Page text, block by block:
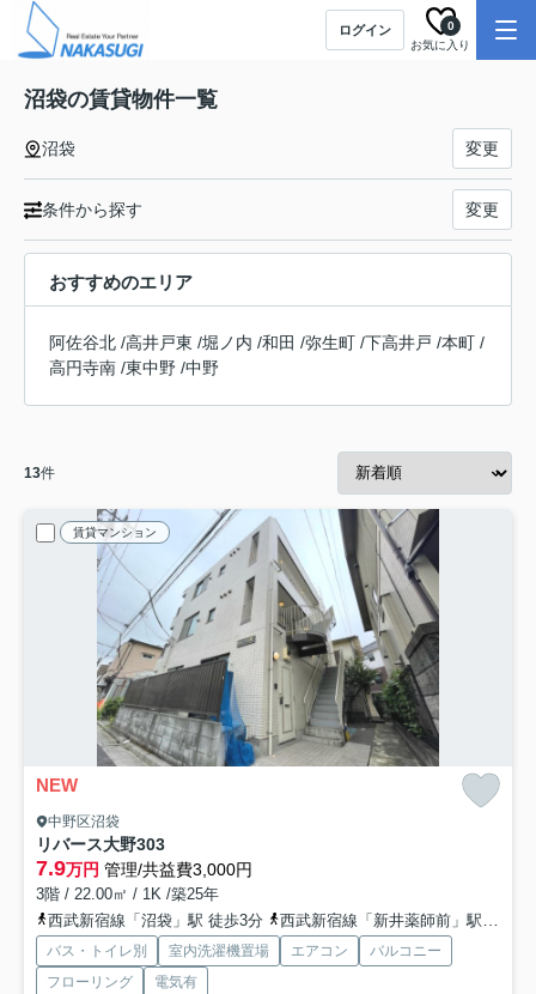
ログイン
お気に入り
0
沼袋の賃貸物件一覧
沼袋 変更
条件から探す 変更
おすすめのエリア
阿佐谷北 /高井戸東 /堀ノ内 /和田 /弥生町 /下高井戸 /本町 /
高円寺南 /東中野 /中野
13件
賃貸マンション
NEW
中野区沼袋
リバース大野303
7.9万円 管理/共益費3,000円
3階 / 22.00㎡ / 1K /築25年
西武新宿線「沼袋」駅 徒歩3分
西武新宿線「新井薬師前」駅 徒歩9分
バス・トイレ別 室内洗濯機置場 エアコン
バルコニー
フローリング
電気有